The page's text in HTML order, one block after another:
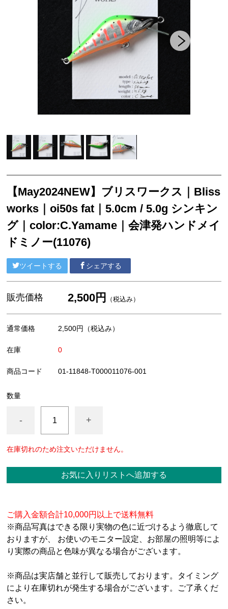
【May2024NEW】ブリスワークス｜Bliss
works｜oi50s fat｜5.0cm / 5.0g シンキン
グ｜color:C.Yamame｜会津発ハンドメイ
ドミノー(11076)
ツイートする シェアする
販売価格 2,500円 （税込み）
通常価格 2,500円 （税込み）
在庫 0
商品コード 01-11848-T000011076-001
数量
- +
在庫切れのため注文いただけません。
お気に入りリストへ追加する
ご購入金額合計10,000円以上で送料無料
※商品写真はできる限り実物の色に近づけるよう徹底して
おりますが、 お使いのモニター設定、お部屋の照明等によ
り実際の商品と色味が異なる場合がございます。
※商品は実店舗と並行して販売しております。タイミング
により在庫切れが発生する場合がございます。ご了承くだ
さい。